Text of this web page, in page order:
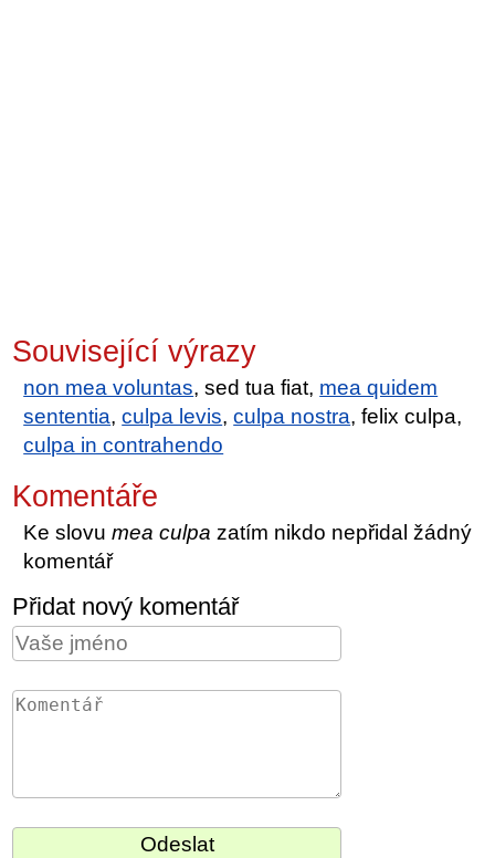
Související výrazy
non mea voluntas, sed tua fiat, mea quidem
sententia,culpa levis,culpa nostra, felix culpa,
culpa in contrahendo
Komentáře
Ke slovumea culpa zatím nikdo nepřidal žádný
komentář
Přidat nový komentář